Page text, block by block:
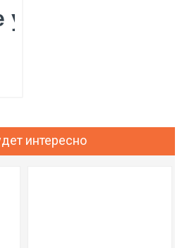
UGG
интересно